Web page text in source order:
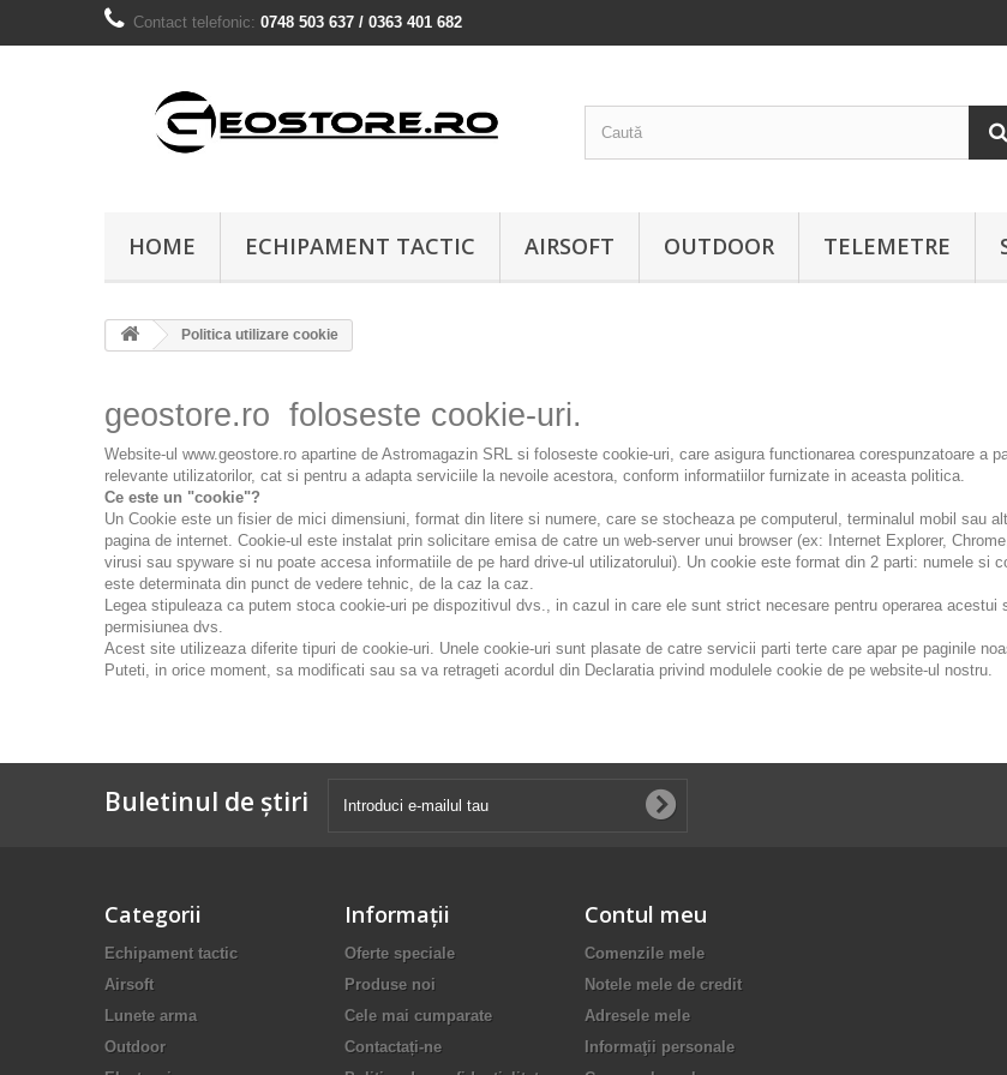
Contact telefonic: 0748 503 637 / 0363 401 682
HOME ECHIPAMENT TACTIC AIRSOFT OUTDOOR TELEMETRE
Politica utilizare cookie
geostore.ro foloseste cookie-uri.
Website-ul www.geostore.ro apartine de Astromagazin SRL si foloseste cookie-uri, care asigura functionarea corespunzatoare a
relevante utilizatorilor, cat si pentru a adapta serviciile la nevoile acestora, conform informatiilor furnizate in aceasta politica.
Ce este un "cookie"?
Un Cookie este un fisier de mici dimensiuni, format din litere si numere, care se stocheaza pe computerul, terminalul mobil sau
pagina de internet. Cookie-ul este instalat prin solicitare emisa de catre un web-server unui browser (ex: Internet Explorer,
virusi sau spyware si nu poate accesa informatiile de pe hard drive-ul utilizatorului). Un cookie este format din 2 parti: numele si
este determinata din punct de vedere tehnic, de la caz la caz.
Legea stipuleaza ca putem stoca cookie-uri pe dispozitivul dvs., in cazul in care ele sunt strict necesare pentru operarea
permisiunea dvs.
Acest site utilizeaza diferite tipuri de cookie-uri. Unele cookie-uri sunt plasate de catre servicii parti terte care apar pe paginile
Puteti, in orice moment, sa modificati sau sa va retrageti acordul din Declaratia privind modulele cookie de pe website-ul nostru.
Buletinul de știri
Categorii
Echipament tactic
Airsoft
Lunete arma
Outdoor
Informaţii
Oferte speciale
Produse noi
Cele mai cumparate
Contactați-ne
Contul meu
Comenzile mele
Notele mele de credit
Adresele mele
Informaţii personale